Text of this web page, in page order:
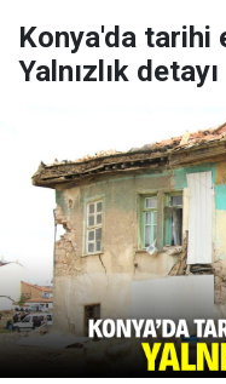
Konya'da tarihi
Yalnızlık detayı